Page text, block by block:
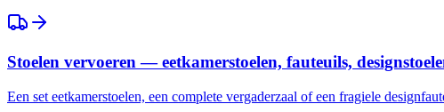
Stoelen vervoeren — eetkamerstoelen, fauteuils,
Een set eetkamerstoelen, een complete vergaderzaal of een fragiele